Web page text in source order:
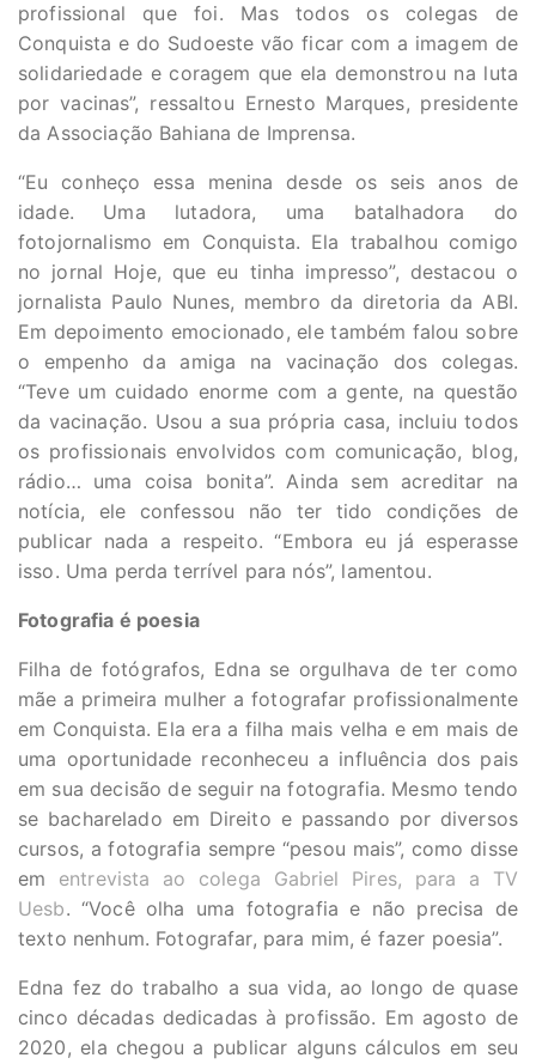
profissional que foi. Mas todos os colegas de
Conquista e do Sudoeste vão ficar com a imagem de
solidariedade e coragem que ela demonstrou na luta
por vacinas”, ressaltou Ernesto Marques, presidente
da Associação Bahiana de Imprensa.
“Eu conheço essa menina desde os seis anos de
idade. Uma lutadora, uma batalhadora do
fotojornalismo em Conquista. Ela trabalhou comigo
no jornal Hoje, que eu tinha impresso”, destacou o
jornalista Paulo Nunes, membro da diretoria da ABI.
Em depoimento emocionado, ele também falou sobre
o empenho da amiga na vacinação dos colegas.
“Teve um cuidado enorme com a gente, na questão
da vacinação. Usou a sua própria casa, incluiu todos
os profissionais envolvidos com comunicação, blog,
rádio… uma coisa bonita”. Ainda sem acreditar na
notícia, ele confessou não ter tido condições de
publicar nada a respeito. “Embora eu já esperasse
isso. Uma perda terrível para nós”, lamentou.
Fotografia é poesia
Filha de fotógrafos, Edna se orgulhava de ter como
mãe a primeira mulher a fotografar profissionalmente
em Conquista. Ela era a filha mais velha e em mais de
uma oportunidade reconheceu a influência dos pais
em sua decisão de seguir na fotografia. Mesmo tendo
se bacharelado em Direito e passando por diversos
cursos, a fotografia sempre “pesou mais”, como disse
em entrevista ao colega Gabriel Pires, para a TV
Uesb. “Você olha uma fotografia e não precisa de
texto nenhum. Fotografar, para mim, é fazer poesia”.
Edna fez do trabalho a sua vida, ao longo de quase
cinco décadas dedicadas à profissão. Em agosto de
2020, ela chegou a publicar alguns cálculos em seu